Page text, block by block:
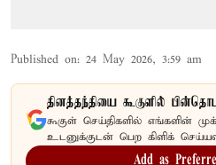
Published on: 24 May 2026, 3:59 am
தினத்தந்தியை கூகுளில்
கூகுள் செய்திகளில் எங்களின்
உடனுக்குடன் பெற கிளிக்
Add as